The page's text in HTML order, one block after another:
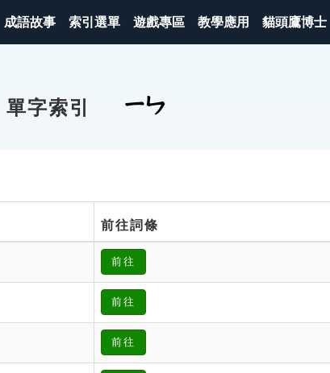
成語故事 索引選單 遊戲專區 教學應用 貓頭鷹博士
單字索引 ㄧㄣ
前往詞條
前往
前往
前往